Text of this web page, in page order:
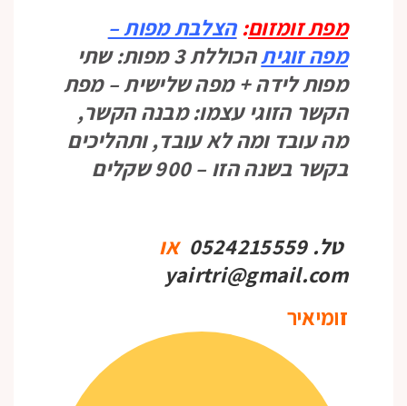
מפת זומזום:הצלבת מפות –
מפהזוגית
הכוללת 3 מפות: שתי
מפות לידה + מפה שלישית – מפת
הקשר הזוגי עצמו: מבנה הקשר,
מה עובד ומה לא עובד, ותהליכים
בקשר בשנה הזו – 900 שקלים
טל. 0524215559
או
yairtri@gmail.com
זומיאיר